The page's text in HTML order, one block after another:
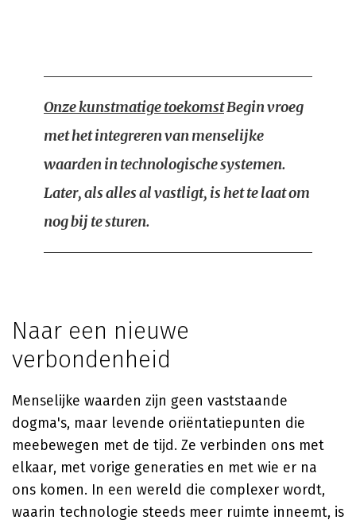
Onze kunstmatige toekomstBegin vroeg
met het integreren van menselijke
waarden in technologische systemen.
Later, als alles al vastligt, is het te laat om
nog bij te sturen.
Naar een nieuwe
verbondenheid
Menselijke waarden zijn geen vaststaande
dogma's, maar levende oriëntatiepunten die
meebewegen met de tijd. Ze verbinden ons met
elkaar, met vorige generaties en met wie er na
ons komen. In een wereld die complexer wordt,
waarin technologie steeds meer ruimte inneemt, is